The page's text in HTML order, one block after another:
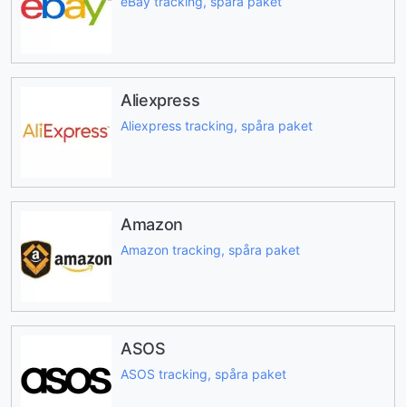
Aliexpress
Aliexpress tracking, spåra paket
Amazon
Amazon tracking, spåra paket
ASOS
ASOS tracking, spåra paket